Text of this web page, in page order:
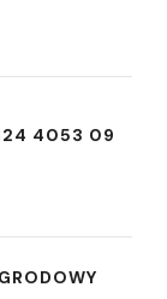
4053 09